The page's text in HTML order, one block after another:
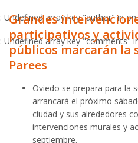
Grandes
participativos y
públicos marcarán la
Parees
Oviedo se prepara para la
arrancará el próximo
ciudad y sus alrededores
intervenciones murales y
septiembre.
: Undefined array key "author" in
: Undefined array key "comments"